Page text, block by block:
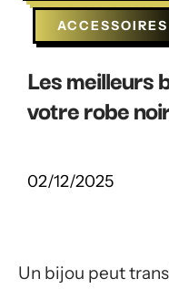
ACCESSOIRES
Les meilleurs
votre robe
02/12/2025
Un bijou peut